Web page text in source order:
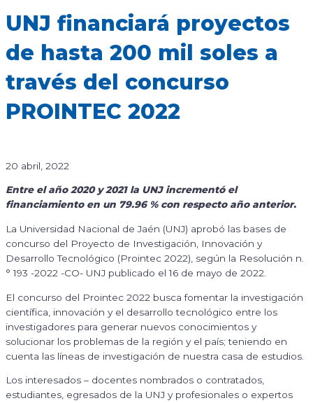
UNJ financiará proyectos
de hasta 200 mil soles a
través del concurso
PROINTEC 2022
20 abril, 2022
Entre el año 2020 y 2021 la UNJ incrementó el
financiamiento en un 79.96 % con respecto año anterior.
La Universidad Nacional de Jaén (UNJ) aprobó las bases de
concurso del Proyecto de Investigación, Innovación y
Desarrollo Tecnológico (Prointec 2022), según la Resolución n.
° 193 -2022 -CO- UNJ publicado el 16 de mayo de 2022.
El concurso del Prointec 2022 busca fomentar la investigación
científica, innovación y el desarrollo tecnológico entre los
investigadores para generar nuevos conocimientos y
solucionar los problemas de la región y el país; teniendo en
cuenta las líneas de investigación de nuestra casa de estudios.
Los interesados – docentes nombrados o contratados,
estudiantes, egresados de la UNJ y profesionales o expertos